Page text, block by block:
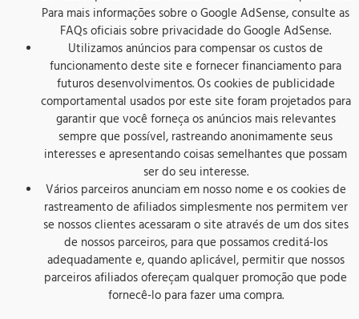
Para mais informações sobre o Google AdSense, consulte as
FAQs oficiais sobre privacidade do Google AdSense.
Utilizamos anúncios para compensar os custos de
funcionamento deste site e fornecer financiamento para
futuros desenvolvimentos. Os cookies de publicidade
comportamental usados ​​por este site foram projetados para
garantir que você forneça os anúncios mais relevantes
sempre que possível, rastreando anonimamente seus
interesses e apresentando coisas semelhantes que possam
ser do seu interesse.
Vários parceiros anunciam em nosso nome e os cookies de
rastreamento de afiliados simplesmente nos permitem ver
se nossos clientes acessaram o site através de um dos sites
de nossos parceiros, para que possamos creditá-los
adequadamente e, quando aplicável, permitir que nossos
parceiros afiliados ofereçam qualquer promoção que pode
fornecê-lo para fazer uma compra.